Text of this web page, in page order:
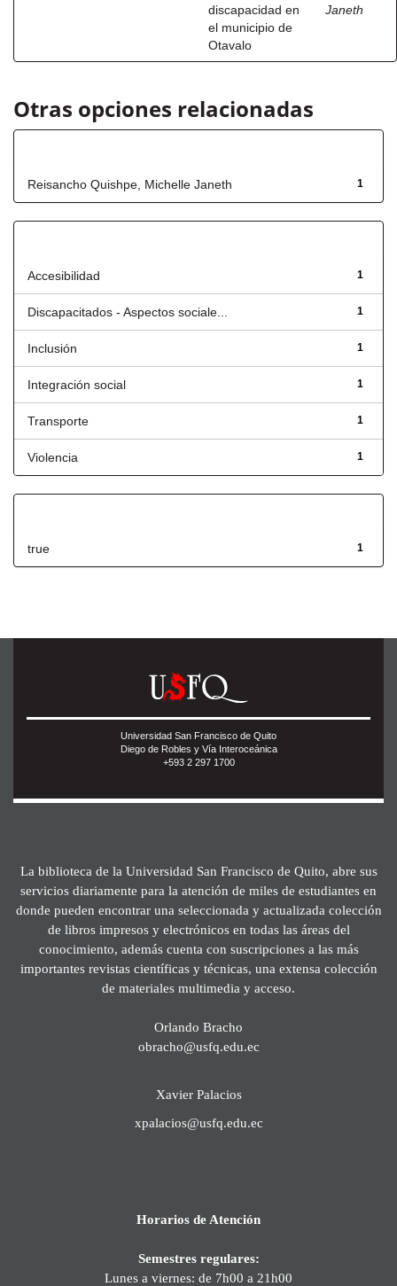
discapacidad en
el municipio de
Otavalo
Janeth
Otras opciones relacionadas
1
Reisancho Quishpe, Michelle Janeth
1
Accesibilidad
1
Discapacitados - Aspectos sociale...
1
Inclusión
1
Integración social
1
Transporte
1
Violencia
1
true
Universidad San Francisco de Quito
Diego de Robles y Vía Interoceánica
+593 2 297 1700
La biblioteca de la Universidad San Francisco de Quito, abre sus
servicios diariamente para la atención de miles de estudiantes en
donde pueden encontrar una seleccionada y actualizada colección
de libros impresos y electrónicos en todas las áreas del
conocimiento, además cuenta con suscripciones a las más
importantes revistas científicas y técnicas, una extensa colección
de materiales multimedia y acceso.
Orlando Bracho
obracho@usfq.edu.ec
Xavier Palacios
xpalacios@usfq.edu.ec
Horarios de Atención
Semestres regulares:
Lunes a viernes: de 7h00 a 21h00